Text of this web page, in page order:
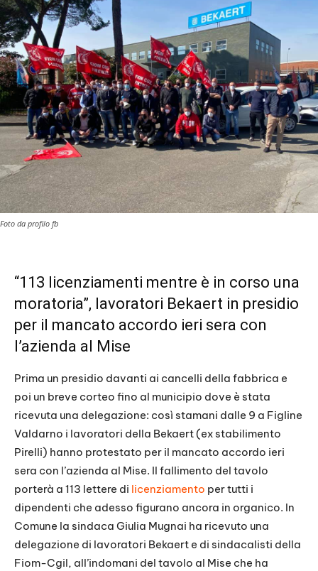
Foto da profilo fb
“113 licenziamenti mentre è in corso una
moratoria”, lavoratori Bekaert in presidio
per il mancato accordo ieri sera con
l’azienda al Mise
Prima un presidio davanti ai cancelli della fabbrica e
poi un breve corteo fino al municipio dove è stata
ricevuta una delegazione: così stamani dalle 9 a Figline
Valdarno i lavoratori della Bekaert (ex stabilimento
Pirelli) hanno protestato per il mancato accordo ieri
sera con l’azienda al Mise. Il fallimento del tavolo
porterà a 113 lettere di licenziamento per tutti i
dipendenti che adesso figurano ancora in organico. In
Comune la sindaca Giulia Mugnai ha ricevuto una
delegazione di lavoratori Bekaert e di sindacalisti della
Fiom-Cgil, all’indomani del tavolo al Mise che ha